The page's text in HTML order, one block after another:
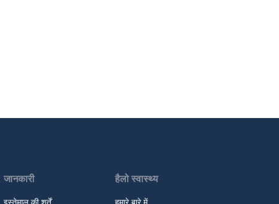
जानकारी हैलो स्वास्थ्य